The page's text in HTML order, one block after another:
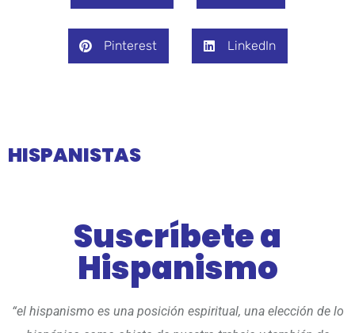
Pinterest LinkedIn
HISPANISTAS
Suscríbete a
Hispanismo
“el hispanismo es una posición espiritual, una elección de lo